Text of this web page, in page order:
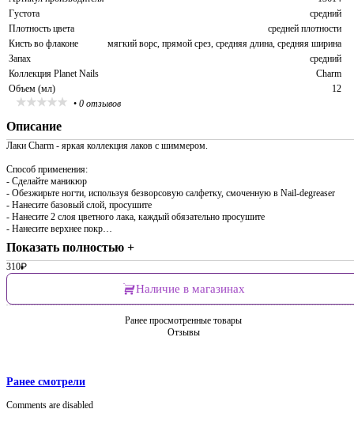
Густота
средний
Плотность цвета
средней плотности
Кисть во флаконе
мягкий ворс, прямой срез, средняя длина, средняя ширина
Запах
средний
Коллекция Planet Nails
Charm
Объем (мл)
12
• 0 отзывов
Описание
Лаки Charm - яркая коллекция лаков с шиммером.
Способ применения:
- Сделайте маникюр
- Обезжирьте ногти, используя безворсовую салфетку, смоченную в Nail-degreaser
- Нанесите базовый слой, просушите
- Нанесите 2 слоя цветного лака, каждый обязательно просушите
- Нанесите верхнее покр…
Показать полностью +
310₽
Наличие в магазинах
Ранее просмотренные товары
Отзывы
Ранее смотрели
Comments are disabled